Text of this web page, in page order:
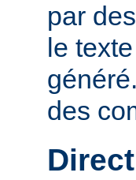
par
le
des